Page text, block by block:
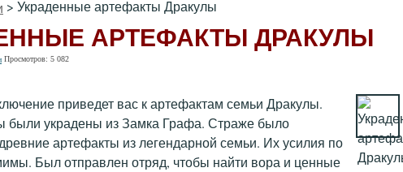
> Украденные артефакты Дракулы
АРТЕФАКТЫ ДРАКУЛЫ
Просмотров: 5 082
приведет вас к артефактам семьи Дракулы.
были украдены из Замка Графа. Страже было
артефакты из легендарной семьи. Их усилия по
Был отправлен отряд, чтобы найти вора и ценные